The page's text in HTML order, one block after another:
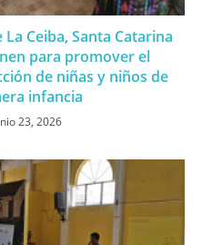
Ceiba, Santa Catarina
para promover el
de niñas y niños de
infancia
23, 2026